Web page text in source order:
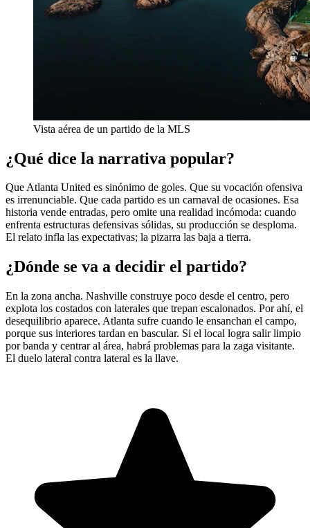
Vista aérea de un partido de la MLS
¿Qué dice la narrativa popular?
Que Atlanta United es sinónimo de goles. Que su vocación ofensiva
es irrenunciable. Que cada partido es un carnaval de ocasiones. Esa
historia vende entradas, pero omite una realidad incómoda: cuando
enfrenta estructuras defensivas sólidas, su producción se desploma.
El relato infla las expectativas; la pizarra las baja a tierra.
¿Dónde se va a decidir el partido?
En la zona ancha. Nashville construye poco desde el centro, pero
explota los costados con laterales que trepan escalonados. Por ahí, el
desequilibrio aparece. Atlanta sufre cuando le ensanchan el campo,
porque sus interiores tardan en bascular. Si el local logra salir limpio
por banda y centrar al área, habrá problemas para la zaga visitante.
El duelo lateral contra lateral es la llave.